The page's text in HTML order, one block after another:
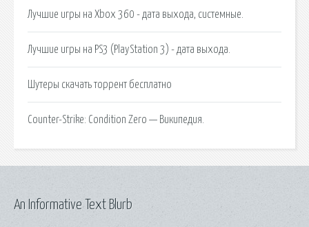
Лучшие игры на Xbox 360 - дата выхода, системные.
Лучшие игры на PS3 (PlayStation 3) - дата выхода.
Шутеры скачать торрент бесплатно
Counter-Strike: Condition Zero — Википедия.
An Informative Text Blurb